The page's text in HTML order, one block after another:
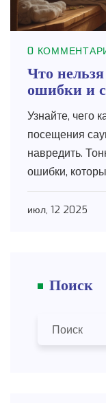
0
Что
ошибки и
Узнайте, чего
посещения
навредить.
ошибки,
июл, 12 2025
Поиск